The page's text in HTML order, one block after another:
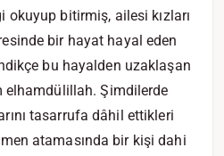
bitirmiş, ailesi kızları
bir hayat hayal eden
bu hayalden uzaklaşan
elhamdülillah. Şimdilerde
tasarrufa dâhil ettikleri
atamasında bir kişi dahi